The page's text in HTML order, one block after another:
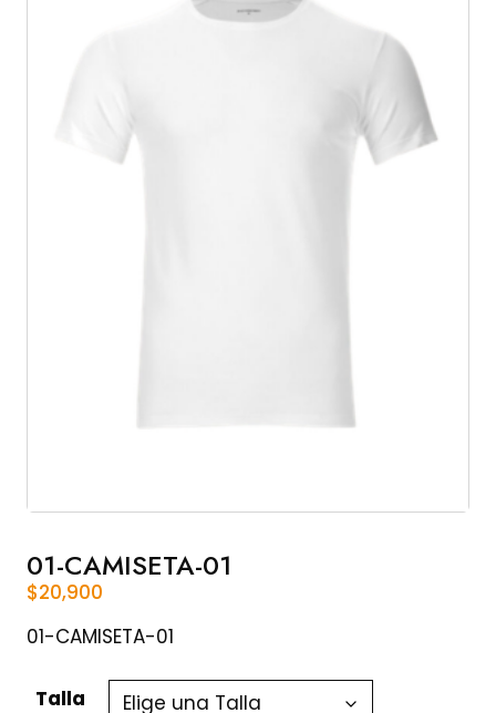
01-CAMISETA-01
$20,900
01-CAMISETA-01
Talla